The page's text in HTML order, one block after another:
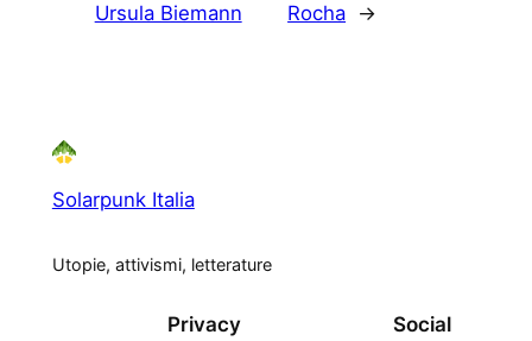
Ursula Biemann
Rocha →
Solarpunk Italia
Utopie, attivismi, letterature
Privacy Social